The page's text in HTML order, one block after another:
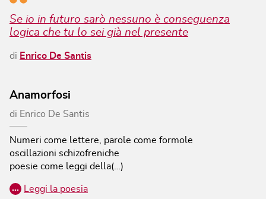
Se io in futuro sarò nessuno è conseguenza
logica che tu lo sei già nel presente
di Enrico De Santis
Anamorfosi
di Enrico De Santis
Numeri come lettere, parole come formole
oscillazioni schizofreniche
poesie come leggi della(…)
… Leggi la poesia